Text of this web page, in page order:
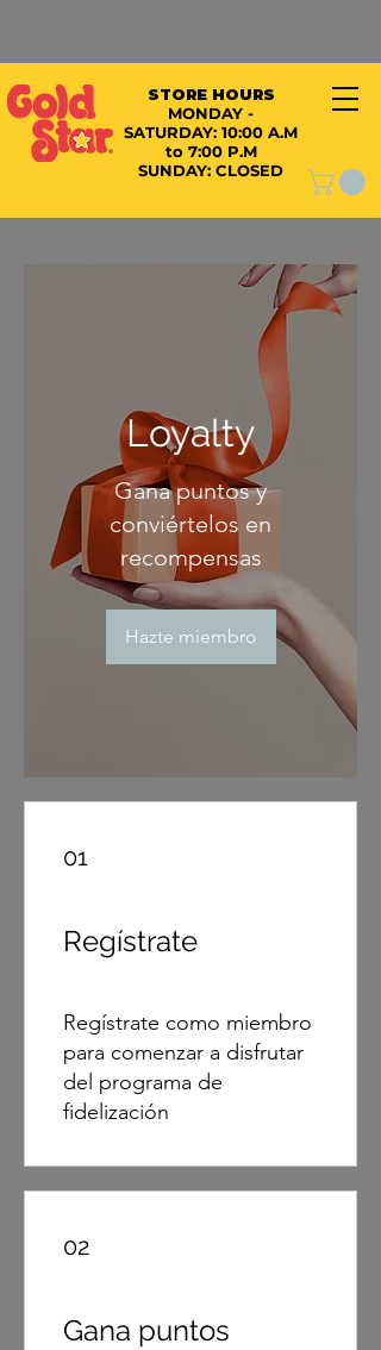
STORE HOURS
MONDAY -
SATURDAY: 10:00 A.M
to 7:00 P.M
SUNDAY: CLOSED
Loyalty
Gana puntos y
conviértelos en
recompensas
Hazte miembro
01
Regístrate
Regístrate como miembro
para comenzar a disfrutar
del programa de
fidelización
02
Gana puntos